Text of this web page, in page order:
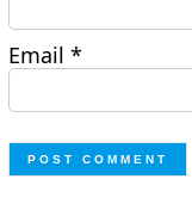
Email*